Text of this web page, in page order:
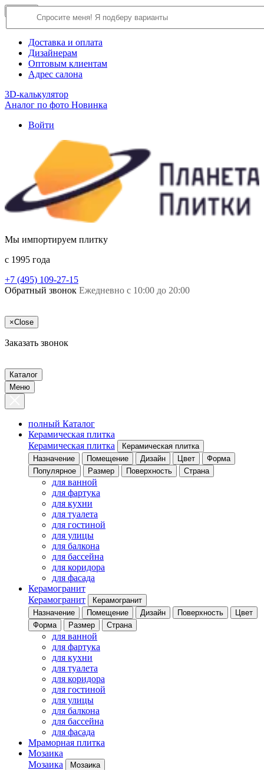
О компании
Доставка и оплата
Дизайнерам
Оптовым клиентам
Адрес салона
3D-калькулятор
Аналог по фото Новинка
Войти
Мы импортируем плитку
c 1995 года
+7 (495) 109-27-15
Обратный звонок Ежедневно с 10:00 до 20:00
×Close
Заказать звонок
Каталог
Меню
полный Каталог
Керамическая плитка
Керамическая плитка
Керамическая плитка
Назначение
Помещение Дизайн Цвет
Форма
Популярное
Размер Поверхность Страна
для ванной
для фартука
для кухни
для туалета
для гостиной
для улицы
для балкона
для бассейна
для коридора
для фасада
Керамогранит
Керамогранит
Керамогранит
Назначение
Помещение Дизайн Поверхность
Цвет
Форма
Размер Страна
для ванной
для фартука
для кухни
для туалета
для коридора
для гостиной
для улицы
для балкона
для бассейна
для фасада
Мраморная плитка
Мозаика
Мозаика
Мозаика